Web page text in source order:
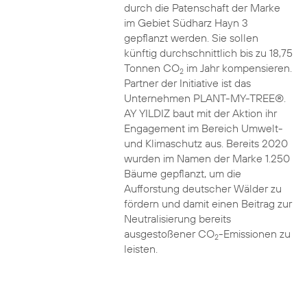
durch die Patenschaft der Marke
im Gebiet Südharz Hayn 3
gepflanzt werden. Sie sollen
künftig durchschnittlich bis zu 18,75
Tonnen CO2im Jahr kompensieren.
Partner der Initiative ist das
Unternehmen PLANT-MY-TREE®.
AY YILDIZ baut mit der Aktion ihr
Engagement im Bereich Umwelt-
und Klimaschutz aus. Bereits 2020
wurden im Namen der Marke 1.250
Bäume gepflanzt, um die
Aufforstung deutscher Wälder zu
fördern und damit einen Beitrag zur
Neutralisierung bereits
ausgestoßener CO2-Emissionen zu
leisten.